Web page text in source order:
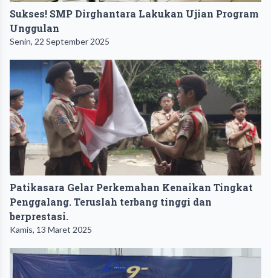
Sukses! SMP Dirghantara Lakukan Ujian Program
Unggulan
Senin, 22 September 2025
Patikasara Gelar Perkemahan Kenaikan Tingkat
Penggalang. Teruslah terbang tinggi dan
berprestasi.
Kamis, 13 Maret 2025